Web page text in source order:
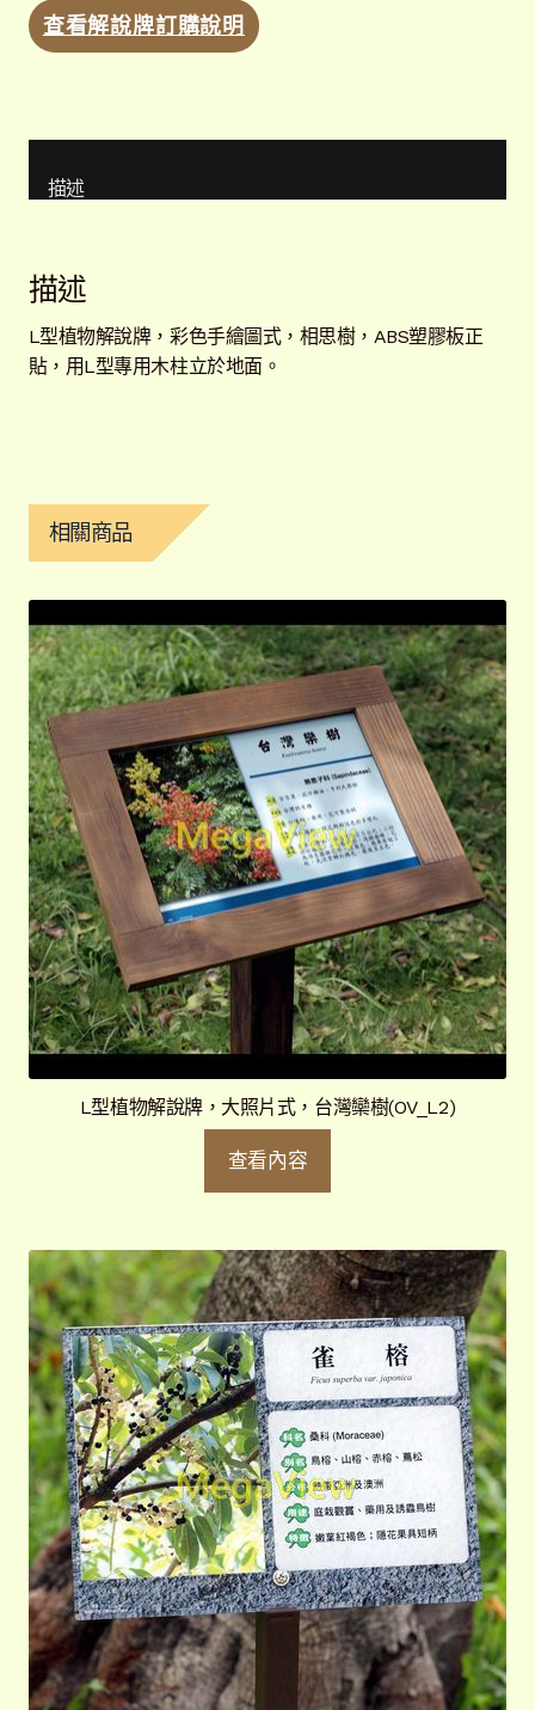
查看解說牌訂購說明
描述
描述
L型植物解說牌，彩色手繪圖式，相思樹，ABS塑膠板正
貼，用L型專用木柱立於地面。
相關商品
L型植物解說牌，大照片式，台灣欒樹(OV_L2)
查看內容